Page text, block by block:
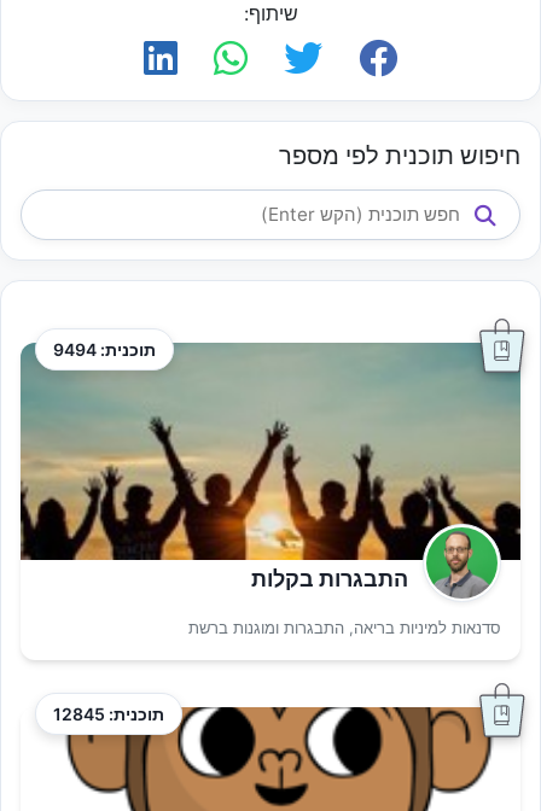
שיתוף:
חיפוש תוכנית לפי מספר
תוכנית: 9494
התבגרות בקלות
סדנאות למיניות בריאה, התבגרות ומוגנות ברשת
תוכנית: 12845